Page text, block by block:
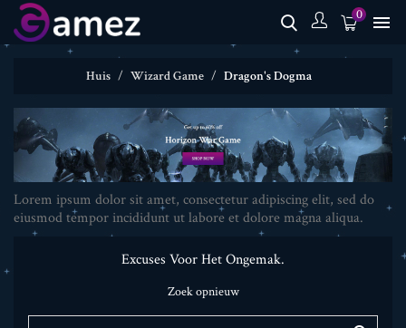
0 
Huis Wizard Game Dragon's Dogma
Lorem ipsum dolor sit amet, consectetur adipiscing elit, sed do
eiusmod tempor incididunt ut labore et dolore magna aliqua.
Excuses Voor Het Ongemak.
Zoek opnieuw